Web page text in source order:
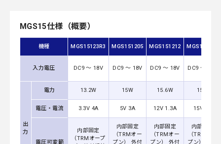
MGS15仕様（概要）
機種 MGS15123R3 MGS151205 MGS151212 MGS151215
入力電圧 DC9 ～ 18V DC9 ～ 18V DC9 ～ 18V DC9 ～ 18V
出
力
電力 13.2W 15W 15.6W 15W
電圧・電流 3.3V 4A 5V 3A 12V 1.3A 15V 1A
電圧可変範
内部固定
（TRMオープ
内部固定
（TRMオー
プン） 外付
内部固定
（TRMオー
プン） 外付
内部固定
（TRMオー
プン） 外付